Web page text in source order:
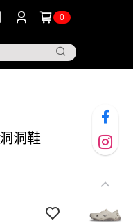
0
洞鞋